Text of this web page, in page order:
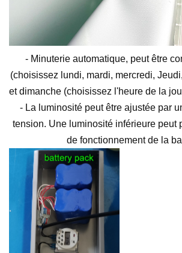
- Minuterie automatique, peut être
(choisissez lundi, mardi, mercredi,
et dimanche (choisissez l'heure de la
- La luminosité peut être ajustée par
tension. Une luminosité inférieure peut
de fonctionnement de la